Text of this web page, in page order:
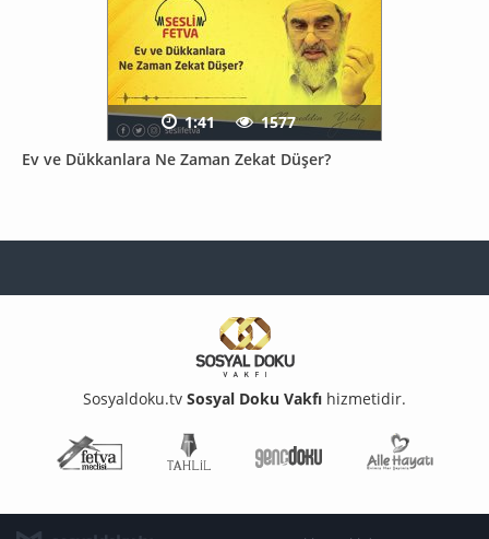
Ev ve Dükkanlara Ne Zaman Zekat Düşer?
1:41 1577
Sosyaldoku.tv Sosyal Doku Vakfı hizmetidir.
Fetva Meclisi
Genç Doku